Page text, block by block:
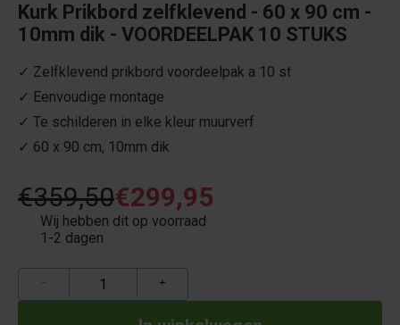
Kurk Prikbord zelfklevend - 60 x 90 cm -
10mm dik - VOORDEELPAK 10 STUKS
✓ Zelfklevend prikbord voordeelpak a 10 st
✓ Eenvoudige montage
✓ Te schilderen in elke kleur muurverf
✓ 60 x 90 cm, 10mm dik
€359,50€299,95
Wij hebben dit op voorraad
1-2 dagen
+